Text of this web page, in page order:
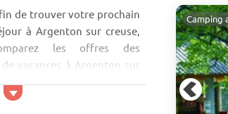
de trouver votre prochain
à Argenton sur creuse,
les offres des
vacances à Argenton sur
vous accueille dans le
consacrée à la détente, au
Camping